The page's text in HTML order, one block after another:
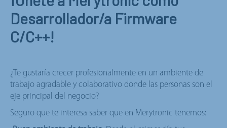
Desarrollador/a Firmware
C/C++!
¿Te gustaría crecer profesionalmente en un ambiente de
trabajo agradable y colaborativo donde las personas son el
eje principal del negocio?
Seguro que te interesa saber que en Merytronic tenemos: